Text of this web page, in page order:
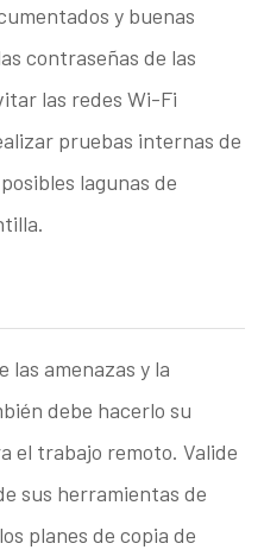
y buenas
contraseñas de las
las redes Wi-Fi
pruebas internas de
lagunas de
las amenazas y la
debe hacerlo su
el trabajo remoto. Valide
sus herramientas de
planes de copia de